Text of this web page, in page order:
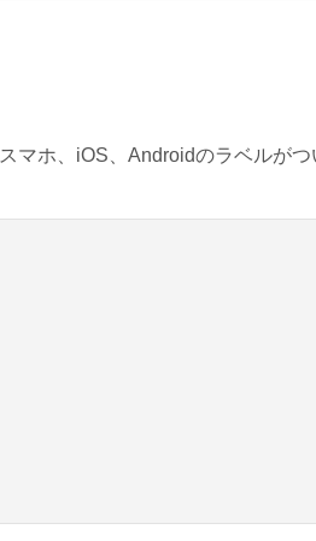
スマホ、iOS、Androidのラベルが